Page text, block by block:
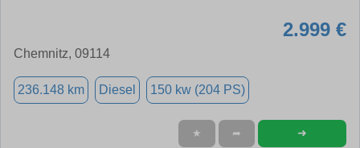
2.999 €
Chemnitz, 09114
236.148 km Diesel 150 kw (204 PS)
★ ➦ ➜